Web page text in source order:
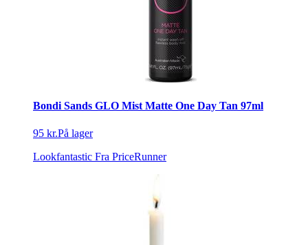
Bondi Sands GLO Mist Matte One Day Tan 97ml
95 kr.På lager
Lookfantastic Fra PriceRunner